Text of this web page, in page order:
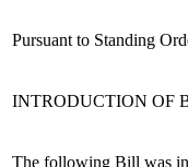
Pursuant to Standing
INTRODUCTION OF
The following Bill was